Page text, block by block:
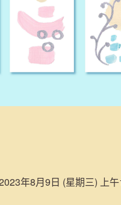
年8月9日 (星期三) 上